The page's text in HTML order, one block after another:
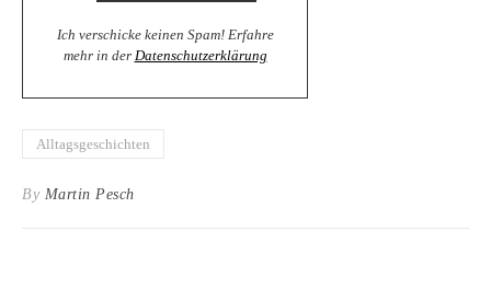
Ich verschicke keinen Spam! Erfahre
mehr in der Datenschutzerklärung
Alltagsgeschichten
By Martin Pesch